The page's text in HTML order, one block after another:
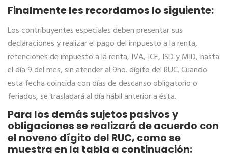
Finalmente les recordamos lo siguiente:
Los contribuyentes especiales deben presentar sus
declaraciones y realizar el pago del impuesto a la renta,
retenciones de impuesto a la renta, IVA, ICE, ISD y MID, hasta
el día 9 del mes, sin atender al 9no. dígito del RUC. Cuando
esta fecha coincida con días de descanso obligatorio o
feriados, se trasladará al día hábil anterior a ésta.
Para los demás sujetos pasivos y
obligaciones se realizará de acuerdo con
el noveno dígito del RUC, como se
muestra en la tabla a continuación: